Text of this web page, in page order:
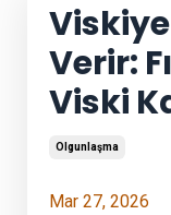
Verir:
Viski
Olgunlaşma
Mar 27, 2026